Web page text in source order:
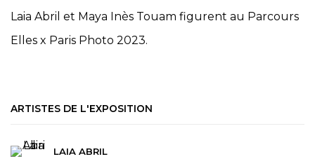
Laia Abril et Maya Inès Touam figurent au Parcours
Elles x Paris Photo 2023.
ARTISTES DE L'EXPOSITION
LAIA ABRIL